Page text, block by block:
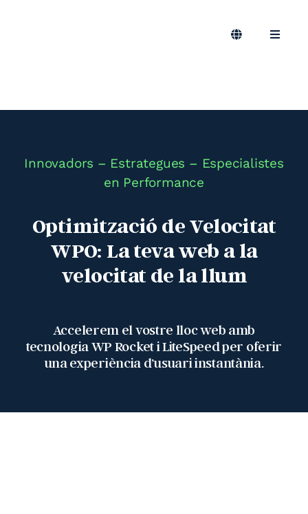
Toggle
Toggle
Innovadors – Estrategues – Especialistes
en Performance
Optimització de Velocitat
WPO: La teva web a la
velocitat de la llum
Accelerem el vostre lloc web amb
tecnologia WP Rocket i LiteSpeed ​​per oferir
una experiència d’usuari instantània.